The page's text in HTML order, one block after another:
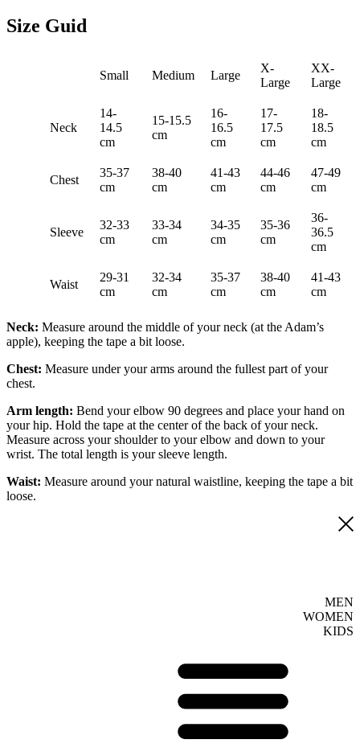
Size Guid
Small Medium Large
X-
Large
XX-
Large
Neck
14-
14.5
cm
15-15.5
cm
16-
16.5
cm
17-
17.5
cm
18-
18.5
cm
Chest
35-37
cm
38-40
cm
41-43
cm
44-46
cm
47-49
cm
Sleeve
32-33
cm
33-34
cm
34-35
cm
35-36
cm
36-
36.5
cm
Waist
29-31
cm
32-34
cm
35-37
cm
38-40
cm
41-43
cm
Neck: Measure around the middle of your neck (at the Adam’s
apple), keeping the tape a bit loose.
Chest: Measure under your arms around the fullest part of your
chest.
Arm length: Bend your elbow 90 degrees and place your hand on
your hip. Hold the tape at the center of the back of your neck.
Measure across your shoulder to your elbow and down to your
wrist. The total length is your sleeve length.
Waist: Measure around your natural waistline, keeping the tape a bit
loose.
MEN
WOMEN
KIDS